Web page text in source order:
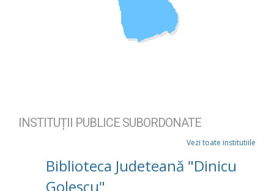
INSTITUȚII PUBLICE SUBORDONATE
Vezi toate institutiile
Biblioteca Judeteană "Dinicu
Golescu"